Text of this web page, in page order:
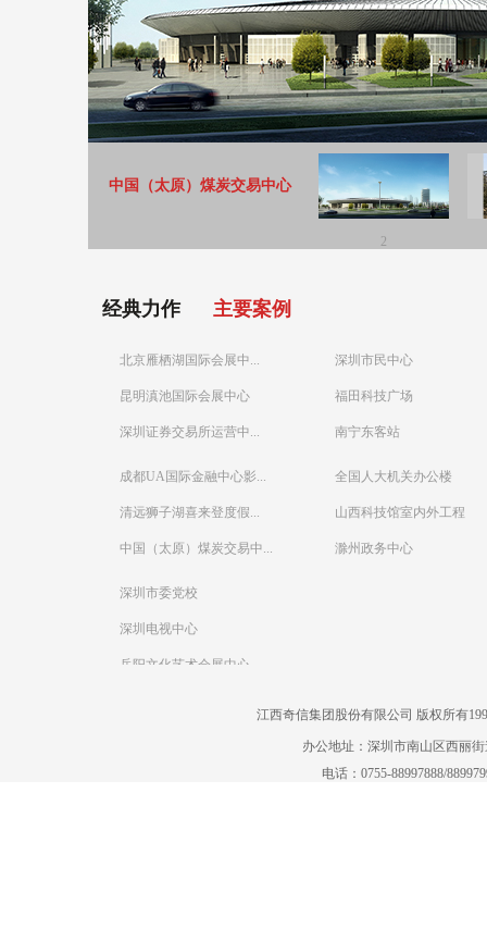
中国（太原）煤炭交易中心
2
经典力作 主要案例
北京雁栖湖国际会展中...
昆明滇池国际会展中心
深圳证券交易所运营中...
成都UA国际金融中心影...
清远狮子湖喜来登度假...
中国（太原）煤炭交易中...
深圳市委党校
深圳电视中心
岳阳文化艺术会展中心
深圳市民中心
福田科技广场
南宁东客站
全国人大机关办公楼
山西科技馆室内外工程
滁州政务中心
江西奇信集团股份有限公司 版权所有
办公地址：深圳市南山区西丽
电话：0755-88997888/